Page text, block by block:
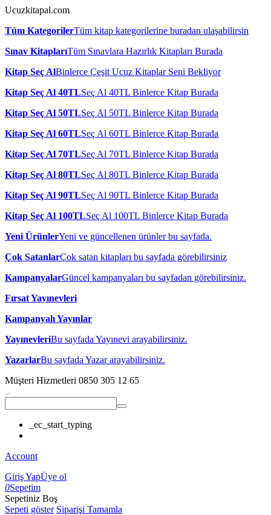
Ucuzkitapal.com
Tüm KategorilerTüm kitap kategorilerine buradan ulaşabilirsin
Sınav KitaplarıTüm Sınavlara Hazırlık Kitapları Burada
Kitap Seç AlBinlerce Çeşit Ucuz Kitaplar Seni Bekliyor
Kitap Seç Al 40TLSeç Al 40TL Binlerce Kitap Burada
Kitap Seç Al 50TLSeç Al 50TL Binlerce Kitap Burada
Kitap Seç Al 60TLSeç Al 60TL Binlerce Kitap Burada
Kitap Seç Al 70TLSeç Al 70TL Binlerce Kitap Burada
Kitap Seç Al 80TLSeç Al 80TL Binlerce Kitap Burada
Kitap Seç Al 90TLSeç Al 90TL Binlerce Kitap Burada
Kitap Seç Al 100TLSeç Al 100TL Binlerce Kitap Burada
Yeni ÜrünlerYeni ve güncellenen ürünler bu sayfada.
Çok SatanlarÇok satan kitapları bu sayfada görebilirsiniz
KampanyalarGüncel kampanyaları bu sayfadan görebilirsiniz.
Fırsat Yayınevleri
Kampanyalı Yayınlar
YayınevleriBu sayfada Yayınevi arayabilirsiniz.
YazarlarBu sayfada Yazar arayabilirsiniz.
Müşteri Hizmetleri 0850 305 12 65
_ec_start_typing
Account
Giriş YapÜye ol
0Sepetim
Sepetiniz Boş
Sepeti göster Siparişi Tamamla